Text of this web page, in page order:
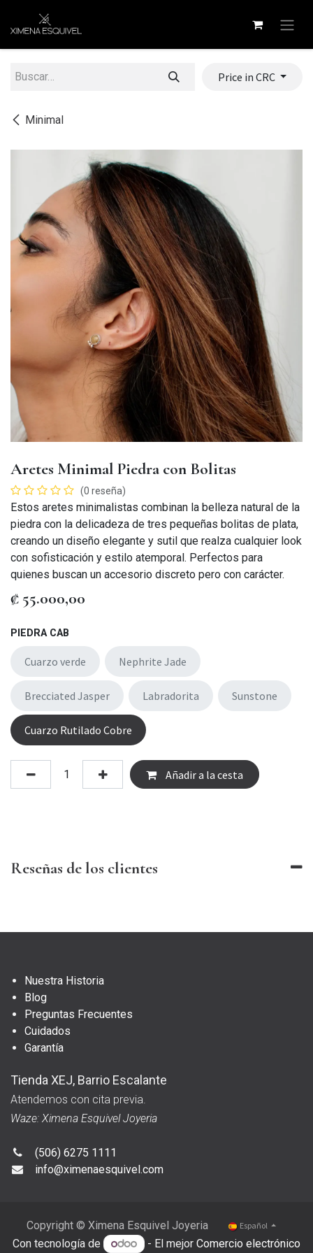
Minimal
Price in CRC
Aretes Minimal Piedra con Bolitas
(0 reseña)
Estos aretes minimalistas combinan la belleza natural de la
piedra con la delicadeza de tres pequeñas bolitas de plata,
creando un diseño elegante y sutil que realza cualquier look
con sofisticación y estilo atemporal. Perfectos para
quienes buscan un accesorio discreto pero con carácter.
₡ 55.000,00
PIEDRA CAB
Cuarzo verde Nephrite Jade
Brecciated Jasper Labradorita Sunstone
Cuarzo Rutilado Cobre
Añadir a la cesta
Reseñas de los clientes
Nuestra Historia
Blog
Preguntas Frecuentes
Cuidados
Garantía
Tienda XEJ, Barrio Escalante
Atendemos con cita previa.
Waze: Ximena Esquivel Joyeria
(506) 6275 1111
info@ximenaesquivel.com
Copyright © Ximena Esquivel Joyeria Español
Con tecnología de - El mejorComercio electrónico